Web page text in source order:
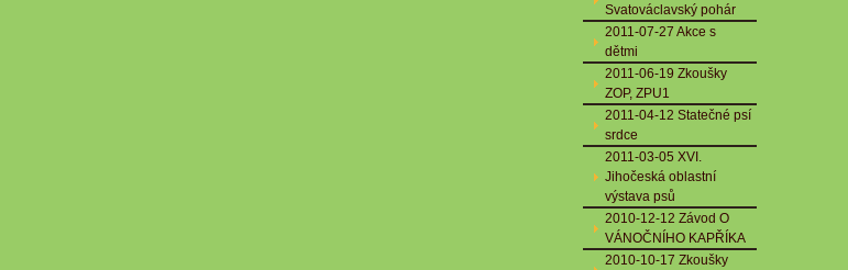
Svatováclavský pohár
2011-07-27 Akce s
dětmi
2011-06-19 Zkoušky
ZOP, ZPU1
2011-04-12 Statečné psí
srdce
2011-03-05 XVI.
Jihočeská oblastní
výstava psů
2010-12-12 Závod O
VÁNOČNÍHO KAPŘÍKA
2010-10-17 Zkoušky